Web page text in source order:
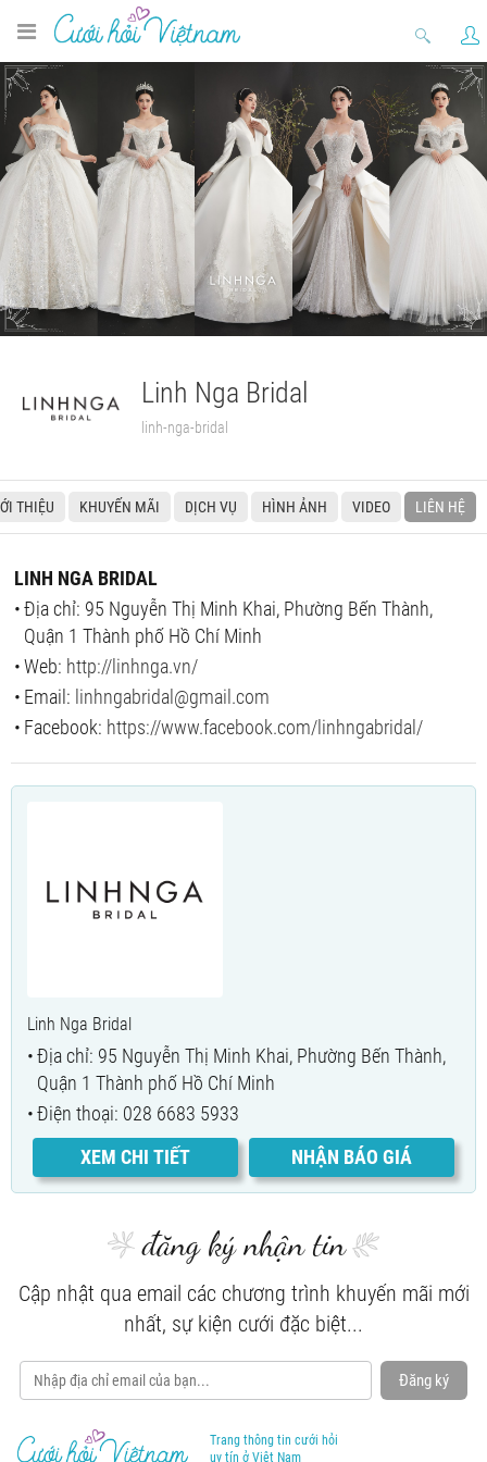
Linh Nga Bridal
linh-nga-bridal
THIỆU KHUYẾN MÃI DỊCH VỤ HÌNH ẢNH VIDEO LIÊN HỆ
LINH NGA BRIDAL
Địa chỉ: 95 Nguyễn Thị Minh Khai, Phường Bến Thành,
Quận 1 Thành phố Hồ Chí Minh
Web: http://linhnga.vn/
Email: linhngabridal@gmail.com
Facebook: https://www.facebook.com/linhngabridal/
Linh Nga Bridal
Địa chỉ: 95 Nguyễn Thị Minh Khai, Phường Bến Thành,
Quận 1 Thành phố Hồ Chí Minh
Điện thoại: 028 6683 5933
XEM CHI TIẾT
NHẬN BÁO GIÁ
đăng ký nhận tin
Cập nhật qua email các chương trình khuyến mãi mới
nhất, sự kiện cưới đặc biệt...
Đăng ký
Trang thông tin cưới hỏi
uy tín ở Việt Nam